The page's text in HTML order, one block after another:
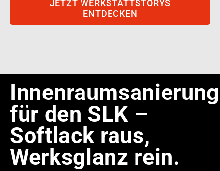
JETZT WERKSTATTSTORYS
ENTDECKEN
Innenraumsanierung
für den SLK –
Softlack raus,
Werksglanz rein.